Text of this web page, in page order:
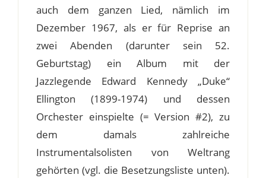
auch dem ganzen Lied, nämlich im
Dezember 1967, als er für Reprise an
zwei Abenden (darunter sein 52.
Geburtstag) ein Album mit der
Jazzlegende Edward Kennedy „Duke“
Ellington (1899-1974) und dessen
Orchester einspielte (= Version #2), zu
dem damals zahlreiche
Instrumentalsolisten von Weltrang
gehörten (vgl. die Besetzungsliste unten).